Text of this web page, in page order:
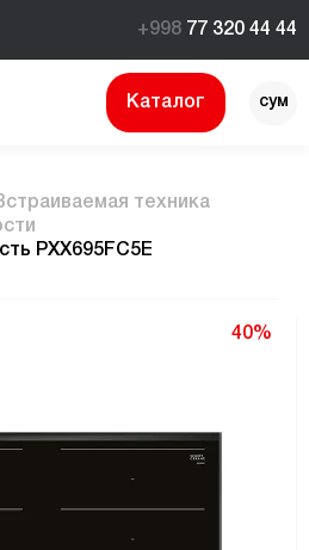
+998 77 320 44 44
Каталог сум
техника
PXX695FC5E
40%